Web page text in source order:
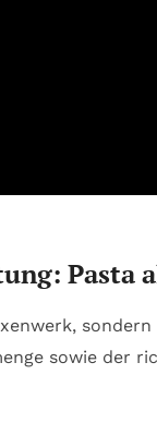
Pasta
sowie der